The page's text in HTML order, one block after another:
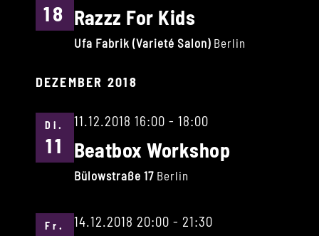
18 Razzz For Kids
Ufa Fabrik (Varieté Salon) Berlin
DEZEMBER 2018
Di.
11
11.12.2018 16:00 - 18:00
Beatbox Workshop
Bülowstraße 17 Berlin
Fr. 14.12.2018 20:00 - 21:30